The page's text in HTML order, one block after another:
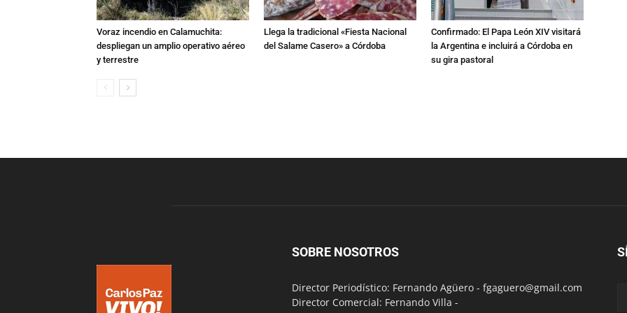
Voraz incendio en Calamuchita:
despliegan un amplio operativo aéreo
y terrestre
Llega la tradicional «Fiesta Nacional
del Salame Casero» a Córdoba
Confirmado: El Papa León XIV visitará
la Argentina e incluirá a Córdoba en
su gira pastoral
SOBRE NOSOTROS
Director Periodístico: Fernando Agüero - fgaguero@gmail.com
Director Comercial: Fernando Villa -